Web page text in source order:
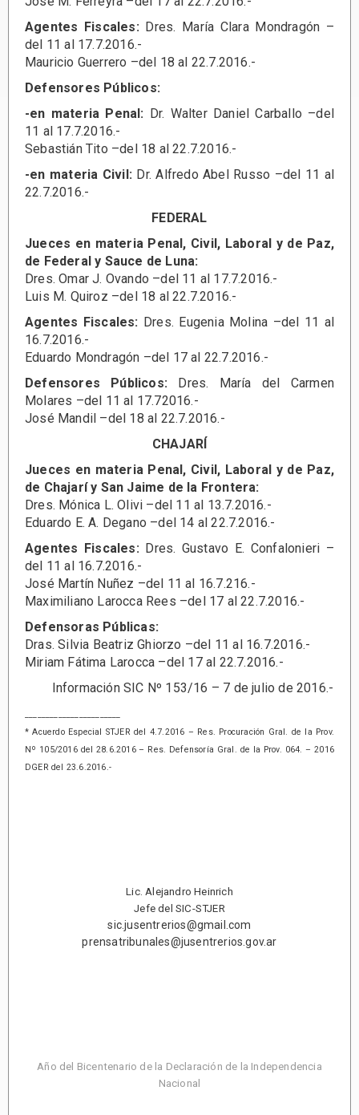
Agentes Fiscales: Dres. María Clara Mondragón –
del 11 al 17.7.2016.-
Mauricio Guerrero –del 18 al 22.7.2016.-
Defensores Públicos:
-en materia Penal: Dr. Walter Daniel Carballo –del
11 al 17.7.2016.-
Sebastián Tito –del 18 al 22.7.2016.-
-en materia Civil: Dr. Alfredo Abel Russo –del 11 al
22.7.2016.-
FEDERAL
Jueces en materia Penal, Civil, Laboral y de Paz,
de Federal y Sauce de Luna:
Dres. Omar J. Ovando –del 11 al 17.7.2016.-
Luis M. Quiroz –del 18 al 22.7.2016.-
Agentes Fiscales: Dres. Eugenia Molina –del 11 al
16.7.2016.-
Eduardo Mondragón –del 17 al 22.7.2016.-
Defensores Públicos: Dres. María del Carmen
Molares –del 11 al 17.72016.-
José Mandil –del 18 al 22.7.2016.-
CHAJARÍ
Jueces en materia Penal, Civil, Laboral y de Paz,
de Chajarí y San Jaime de la Frontera:
Dres. Mónica L. Olivi –del 11 al 13.7.2016.-
Eduardo E. A. Degano –del 14 al 22.7.2016.-
Agentes Fiscales: Dres. Gustavo E. Confalonieri –
del 11 al 16.7.2016.-
José Martín Nuñez –del 11 al 16.7.216.-
Maximiliano Larocca Rees –del 17 al 22.7.2016.-
Defensoras Públicas:
Dras. Silvia Beatriz Ghiorzo –del 11 al 16.7.2016.-
Miriam Fátima Larocca –del 17 al 22.7.2016.-
Información SIC Nº 153/16 – 7 de julio de 2016.-
* Acuerdo Especial STJER del 4.7.2016 – Res. Procuración Gral. de la Prov.
Nº 105/2016 del 28.6.2016 – Res. Defensoría Gral. de la Prov. 064. – 2016
DGER del 23.6.2016.-
Lic. Alejandro Heinrich
Jefe del SIC-STJER
sic.jusentrerios@gmail.com
prensatribunales@jusentrerios.gov.ar
Año del Bicentenario de la Declaración de la Independencia
Nacional